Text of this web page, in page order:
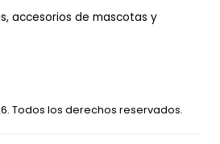
accesorios de mascotas y
Todos los derechos reservados.